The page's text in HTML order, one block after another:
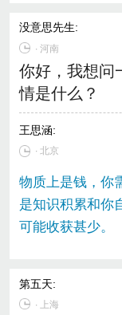
没意思先生:
∙河南
你好，我想问
情是什么？
王思涵:
∙ 北京
物质上是钱，你
是知识积累和你
可能收获甚少。
第五天:
∙ 上海